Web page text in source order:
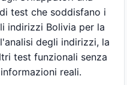
test che soddisfano i
indirizzi Bolivia per la
degli indirizzi, la
test funzionali senza
reali.